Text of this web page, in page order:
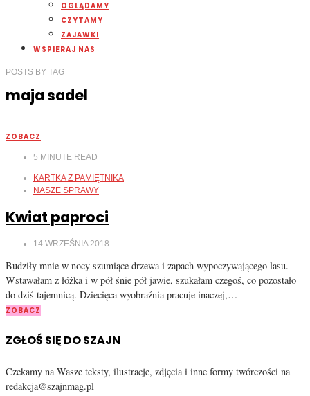
OGLĄDAMY
CZYTAMY
ZAJAWKI
WSPIERAJ NAS
POSTS BY TAG
maja sadel
ZOBACZ
5 MINUTE READ
KARTKA Z PAMIĘTNIKA
NASZE SPRAWY
Kwiat paproci
14 WRZEŚNIA 2018
Budziły mnie w nocy szumiące drzewa i zapach wypoczywającego lasu.
Wstawałam z łóżka i w pół śnie pół jawie, szukałam czegoś, co pozostało
do dziś tajemnicą. Dziecięca wyobraźnia pracuje inaczej,…
ZOBACZ
ZGŁOŚ SIĘ DO SZAJN
Czekamy na Wasze teksty, ilustracje, zdjęcia i inne formy twórczości na
redakcja@szajnmag.pl